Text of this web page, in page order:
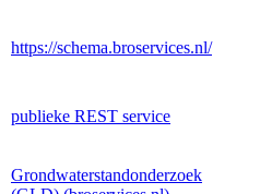
https://schema.broservices.nl/
publieke REST service
Grondwaterstandonderzoek